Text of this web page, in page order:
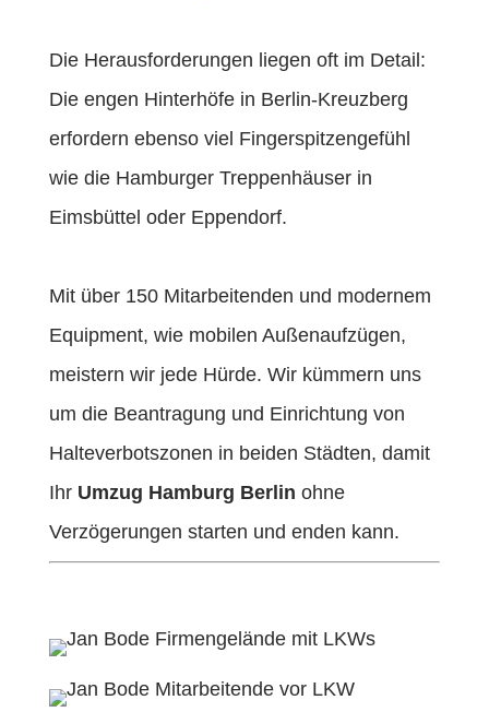
Die Herausforderungen liegen oft im Detail:
Die engen Hinterhöfe in Berlin-Kreuzberg
erfordern ebenso viel Fingerspitzengefühl
wie die Hamburger Treppenhäuser in
Eimsbüttel oder Eppendorf.
Mit über 150 Mitarbeitenden und modernem
Equipment, wie mobilen Außenaufzügen,
meistern wir jede Hürde. Wir kümmern uns
um die Beantragung und Einrichtung von
Halteverbotszonen in beiden Städten, damit
Ihr Umzug Hamburg Berlin ohne
Verzögerungen starten und enden kann.